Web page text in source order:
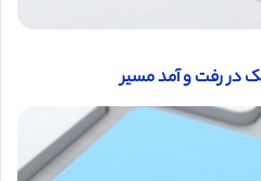
در رفت و آمد مسیر